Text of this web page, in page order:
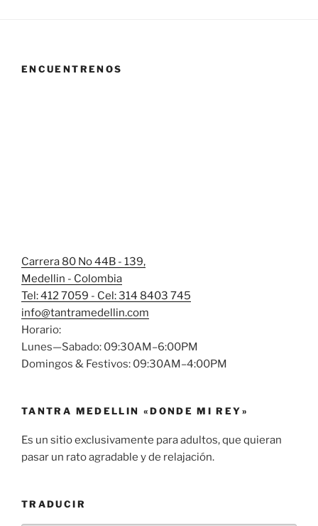
ENCUENTRENOS
Carrera 80 No 44B - 139,
Medellin - Colombia
Tel: 412 7059 - Cel: 314 8403 745
info@tantramedellin.com
Horario:
Lunes—Sabado: 09:30AM–6:00PM
Domingos & Festivos: 09:30AM–4:00PM
TANTRA MEDELLIN «DONDE MI REY»
Es un sitio exclusivamente para adultos, que quieran
pasar un rato agradable y de relajación.
TRADUCIR